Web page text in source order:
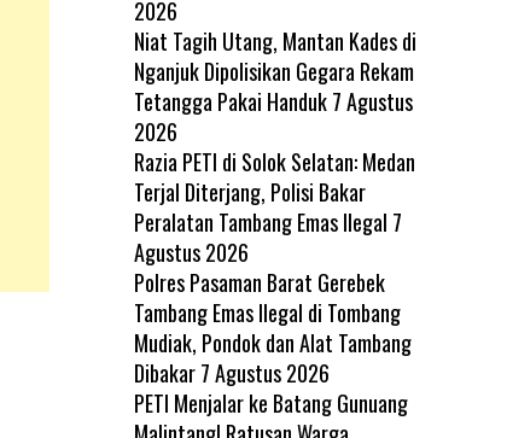
2026
Niat Tagih Utang, Mantan Kades di
Nganjuk Dipolisikan Gegara Rekam
Tetangga Pakai Handuk 7 Agustus
2026
Razia PETI di Solok Selatan: Medan
Terjal Diterjang, Polisi Bakar
Peralatan Tambang Emas Ilegal 7
Agustus 2026
Polres Pasaman Barat Gerebek
Tambang Emas Ilegal di Tombang
Mudiak, Pondok dan Alat Tambang
Dibakar 7 Agustus 2026
PETI Menjalar ke Batang Gunuang